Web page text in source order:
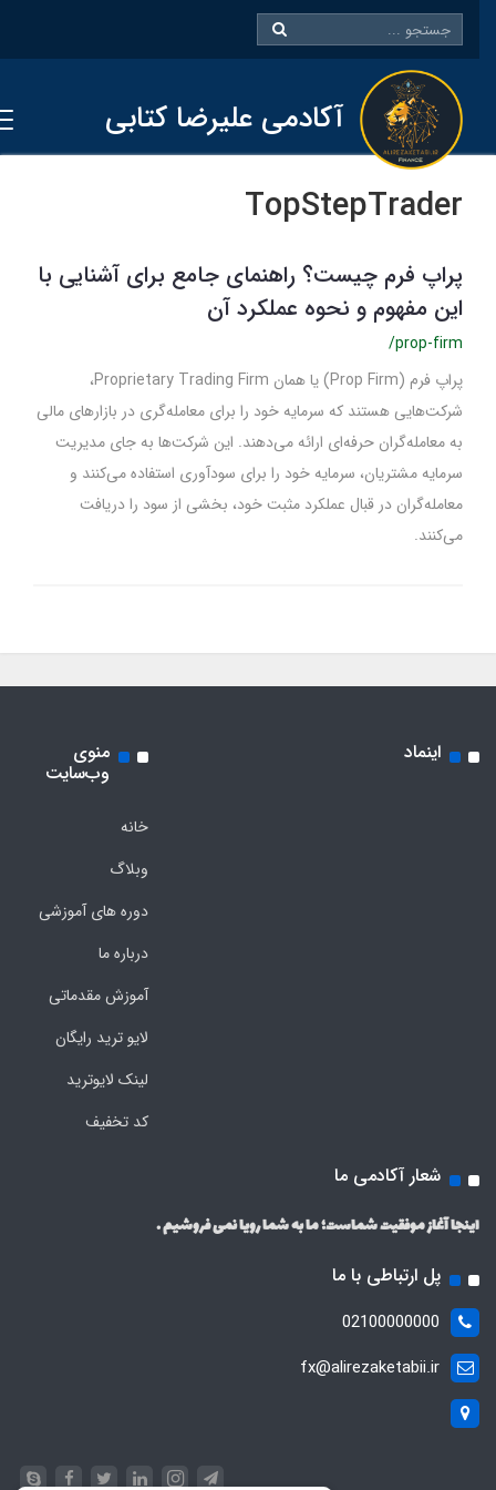
آکادمی علیرضا کتابی
TopStepTrader
پراپ فرم چیست؟ راهنمای جامع برای آشنایی با
این مفهوم و نحوه عملکرد آن
/prop-firm
پراپ فرم (Prop Firm) یا همان Proprietary Trading Firm،
شرکت‌هایی هستند که سرمایه خود را برای معامله‌گری در بازارهای مالی
به معامله‌گران حرفه‌ای ارائه می‌دهند. این شرکت‌ها به جای مدیریت
سرمایه مشتریان، سرمایه خود را برای سودآوری استفاده می‌کنند و
معامله‌گران در قبال عملکرد مثبت خود، بخشی از سود را دریافت
می‌کنند.
اینماد منوی
وب‌سایت
خانه
وبلاگ
دوره های آموزشی
درباره ما
آموزش مقدماتی
لایو ترید رایگان
لینک لایوترید
کد تخفیف
شعار آکادمی ما
اینجا آغاز موفقیت شماست؛ ما به شما رویا نمی فروشیم .
پل ارتباطی با ما
02100000000
fx@alirezaketabii.ir